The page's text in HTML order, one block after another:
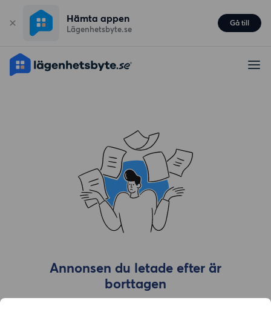
Hämta appen
Lägenhetsbyte.se
Gå till
Annonsen du letade efter är
borttagen